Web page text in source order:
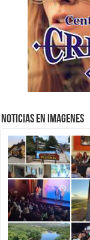
NOTICIAS EN IMAGENES